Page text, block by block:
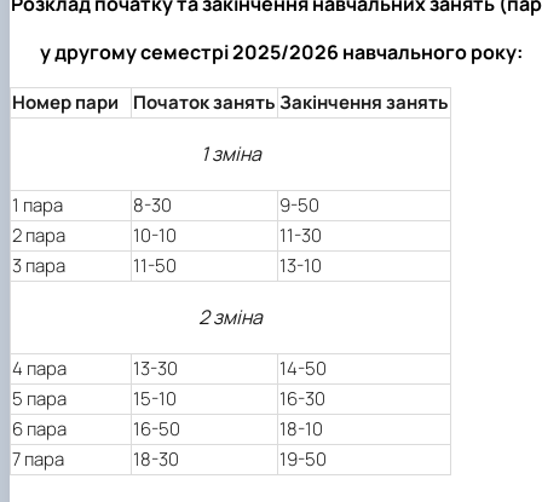
у другому семестрі 2025/2026 навчального року:
Номер пари Початок занять Закінчення занять
1 зміна
1 пара 8-30
9-50
2 пара
10-10
11-30
3 пара
11-50 13-10
2 зміна
4 пара 13-30
14-50
5 пара
15-10
16-30
6 пара
16-50
18-10
7 пара
18-30 19-50